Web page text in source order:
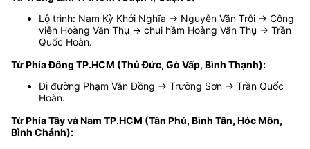
Lộ trình: Nam Kỳ Khởi Nghĩa → Nguyễn Văn Trỗi → Công
viên Hoàng Văn Thụ → chui hầm Hoàng Văn Thụ → Trần
Quốc Hoàn.
Từ Phía Đông TP.HCM (Thủ Đức, Gò Vấp, Bình Thạnh):
Đi đường Phạm Văn Đồng → Trường Sơn → Trần Quốc
Hoàn.
Từ Phía Tây và Nam TP.HCM (Tân Phú, Bình Tân, Hóc Môn,
Bình Chánh):